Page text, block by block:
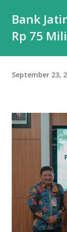
Bank
Rp 75
September 23,